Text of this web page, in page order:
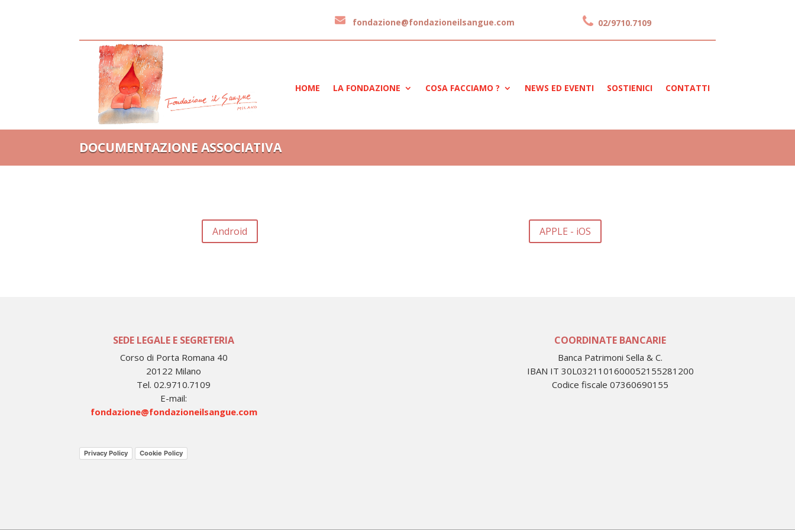
fondazione@fondazioneilsangue.com 02/9710.7109
HOME LA FONDAZIONE COSA FACCIAMO ? NEWS ED EVENTI SOSTIENICI CONTATTI
DOCUMENTAZIONE ASSOCIATIVA
Android APPLE - iOS
SEDE LEGALE E SEGRETERIA
Corso di Porta Romana 40
20122 Milano
Tel. 02.9710.7109
E-mail:
fondazione@fondazioneilsangue.com
Privacy Policy Cookie Policy
COORDINATE BANCARIE
Banca Patrimoni Sella & C.
IBAN IT 30L0321101600052155281200
Codice fiscale 07360690155